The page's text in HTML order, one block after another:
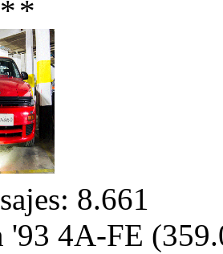
8.661
'93 4A-FE